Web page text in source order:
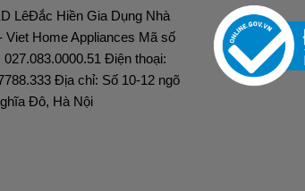
LêĐắc Hiền Gia Dụng Nhà
Viet Home Appliances Mã số
027.083.0000.51 Điện thoại:
Địa chỉ: Số 10-12 ngõ
Đô, Hà Nội